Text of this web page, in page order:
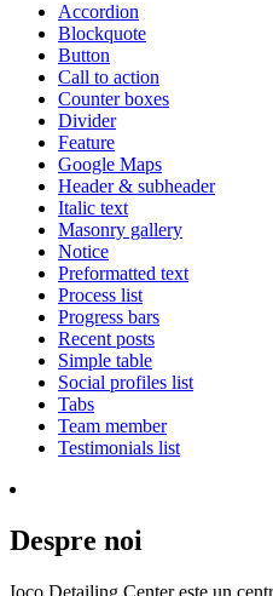
Accordion
Blockquote
Button
Call to action
Counter boxes
Divider
Feature
Google Maps
Header & subheader
Italic text
Masonry gallery
Notice
Preformatted text
Process list
Progress bars
Recent posts
Simple table
Social profiles list
Tabs
Team member
Testimonials list
Despre noi
Ioco Detailing Center este un